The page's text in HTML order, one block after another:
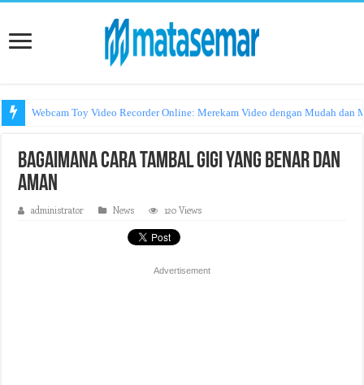
Webcam Toy Video Recorder Online: Merekam Video dengan Mudah dan
Bagaimana Cara Tambal Gigi yang Benar dan
Aman
administrator News 120 Views
Advertisement